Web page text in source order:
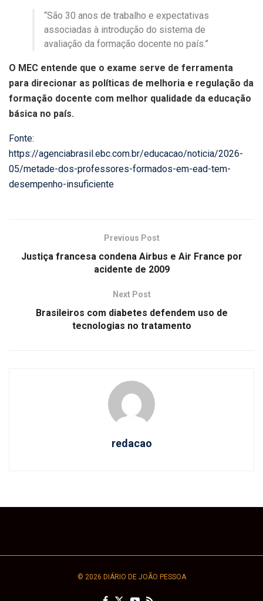
“São 30 anos de trabalho e expectativas
associadas à introdução do sistema de
avaliação da formação docente no país.”
O MEC entende que o exame serve de ferramenta
para direcionar as políticas de melhoria e regulação da
formação docente com melhor qualidade da educação
básica no país.
Fonte:
https://agenciabrasil.ebc.com.br/educacao/noticia/2026-
05/metade-dos-professores-formados-em-ead-tem-
desempenho-insuficiente
Previous Post
Justiça francesa condena Airbus e Air France por
acidente de 2009
Next Post
Brasileiros com diabetes defendem uso de
tecnologias no tratamento
redacao
© 2026 DIÁRIO DE JOÃO PESSOA